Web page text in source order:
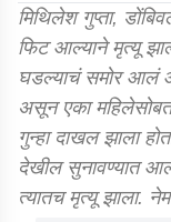
मिथिलेश गुप्ता,
फिट आल्याने मृत्यू
घडल्याचं समोर आलं
असून एका
गुन्हा दाखल झाला
देखील सुनावण्यात
त्यातच मृत्यू झाला.